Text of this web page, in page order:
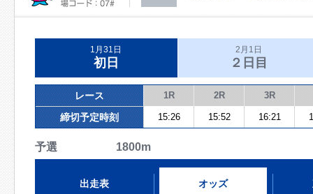
1月31日
初日
2月1日
２日目
レース 1R 2R 3R
締切予定時刻 15:26 15:52 16:21
予選 1800m
出走表 オッズ